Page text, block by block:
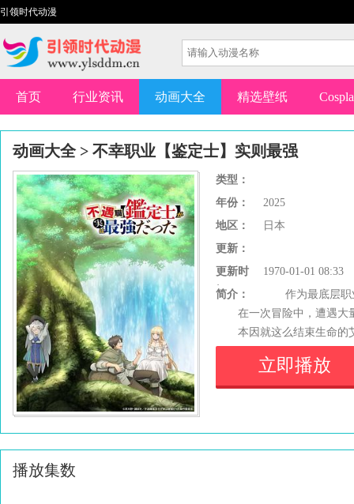
引领时代动漫
首页 行业资讯 动画大全 精选壁纸
动画大全> 不幸职业【鉴定士】实则最强
类型：
年份：
2025
地区：
日本
更新：
更新时
间：
1970-01-01 08:33
简介：
作为最底层职
在一次冒险中，遭遇大量
本因就这么结束生命的艾
立即播放
播放集数